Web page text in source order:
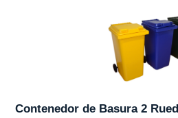
Contenedor de Basura 2